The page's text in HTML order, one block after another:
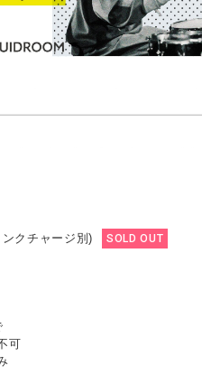
クチャージ別) SOLD OUT
可